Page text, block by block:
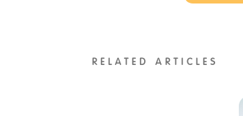
RELATED ARTICLES